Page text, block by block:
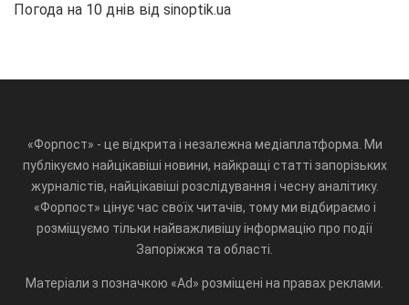
Погода на 10 днів від sinoptik.ua
«Форпост» - це відкрита і незалежна медіаплатформа. Ми
публікуємо найцікавіші новини, найкращі статті запорізьких
журналістів, найцікавіші розслідування і чесну аналітику.
«Форпост» цінує час своїх читачів, тому ми відбираємо і
розміщуємо тільки найважливішу інформацію про події
Запоріжжя та області.
Матеріали з позначкою «Ad» розміщені на правах реклами.